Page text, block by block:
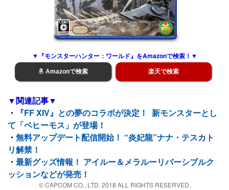
▼『モンスターハンター：ワールド』をAmazonで検索！▼
Amazonで検索 楽天で検索
▼関連記事▼
・
『FF XIV』との夢のコラボが決定！ 新モンスターとし
て「ベヒーモス」が登場！
・ 無料アップデート配信開始！ “炎妃龍”ナナ・テスカト
リ解禁！
・ 最新グッズ情報！ アイルー＆メラルーリバーシブルク
ッションなどが発売！
© CAPCOM CO., LTD. 2018 ALL RIGHTS RESERVED.